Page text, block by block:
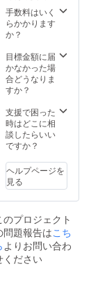
リングカッ
プ 準優勝
4月_玉名い
ちごカップ
大会 優勝
5月_大蛇山
2024 優勝
5月_やつし
ろトマト
カップ 準
優勝
カーフェ
リーカッ
プ 準優勝
7月_第50回
リント
箇所は
Ｔシャ
腰あた
りの部
分を想
定して
す。
手数料はいく
らかかります
か？
目標金額に届
かなかった場
合どうなりま
すか？
支援で困った
時はどこに相
談したらいい
ですか？
ヘルプページを
見る
のプロジェクト
問題報告はこち
よりお問い合わ
ください